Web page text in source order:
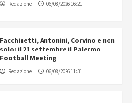
Redazione 06/08/2026 16:21
Facchinetti, Antonini, Corvino e non
solo: il 21 settembre il Palermo
Football Meeting
Redazione 06/08/2026 11:31